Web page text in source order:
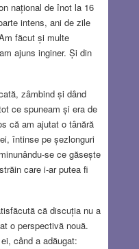
național de înot la 16
intens, ani de zile
făcut și multe
ajuns inginer. Și din
zâmbind și dând
ce spuneam și era de
că am ajutat o tânără
întinse pe șezlonguri
se ce găsește
care i-ar putea fi
că discuția nu a
o perspectivă nouă.
când a adăugat: